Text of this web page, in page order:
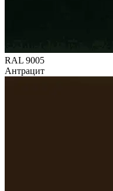
RAL 9005
Антрацит